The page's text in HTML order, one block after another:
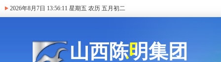
2026年8月7日 13:56:11 星期五 农历 五月初二